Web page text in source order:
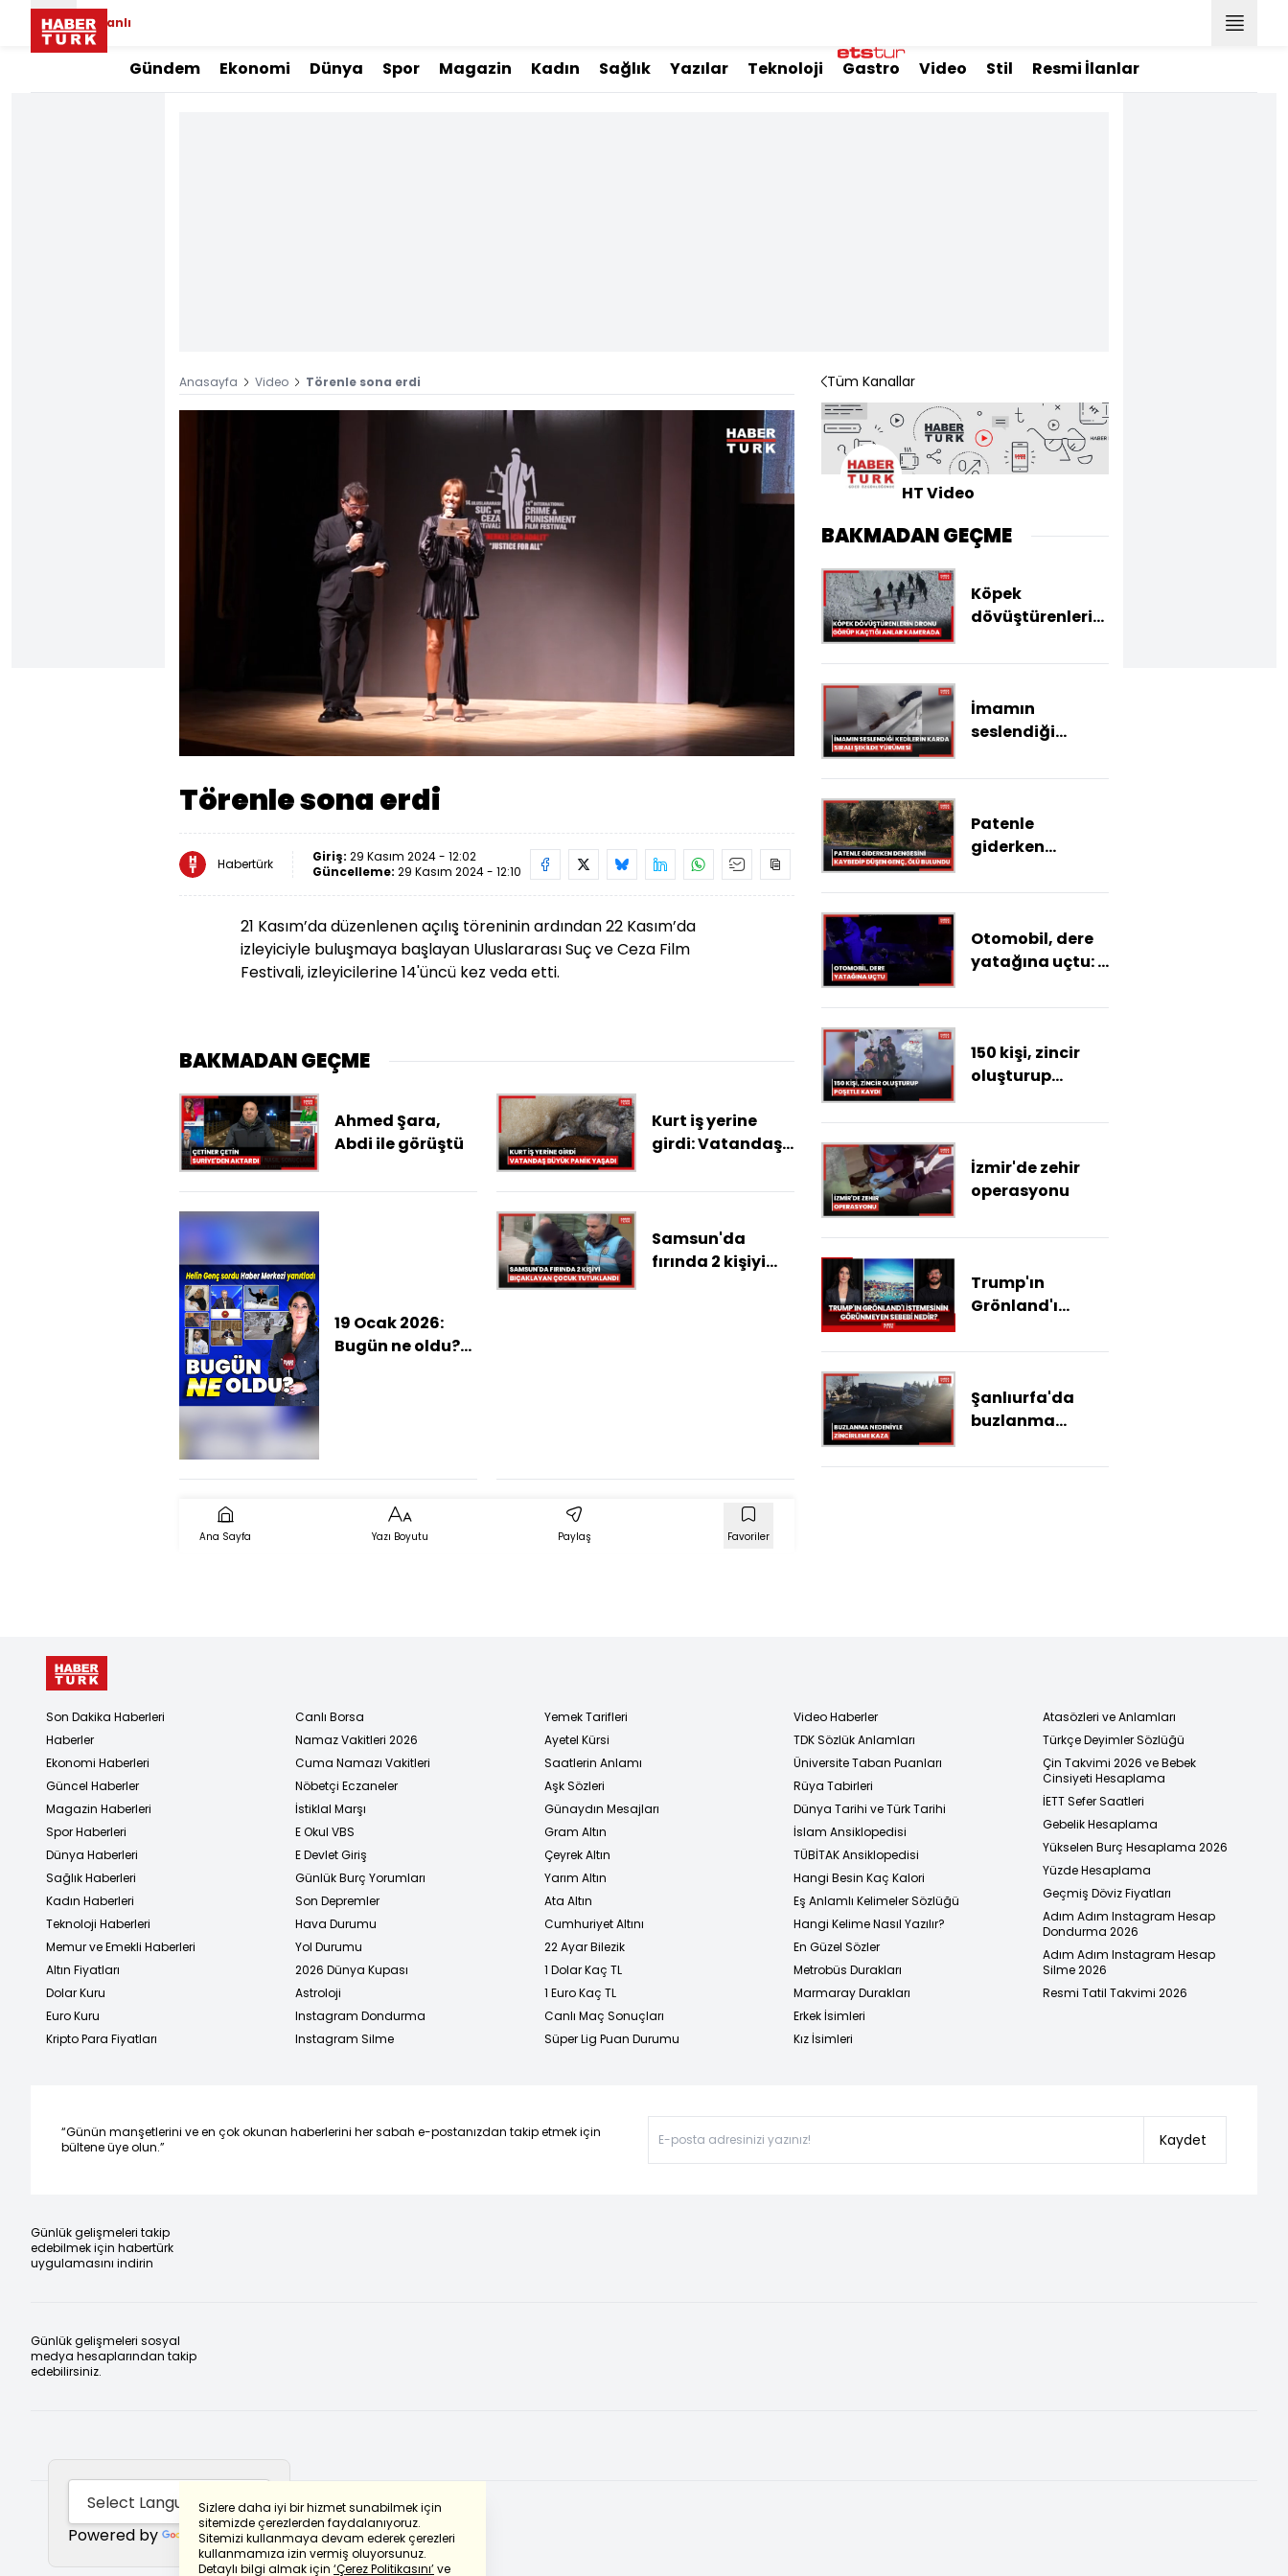
Canlı
Gündem Ekonomi Dünya Spor Magazin Kadın Sağlık Yazılar Teknoloji Gastro Video Stil Resmi İlanlar
Anasayfa Video Törenle sona erdi
Sesi
Aç
Yüklendi:
16.19%
Oynatma
Törenle sona erdi
Habertürk Giriş: 29 Kasım 2024 - 12:02
Güncelleme: 29 Kasım 2024 - 12:10
21 Kasım’da düzenlenen açılış töreninin ardından 22 Kasım’da
izleyiciyle buluşmaya başlayan Uluslararası Suç ve Ceza Film
Festivali, izleyicilerine 14'üncü kez veda etti.
BAKMADAN GEÇME
Ahmed Şara,
Abdi ile görüştü
Kurt iş yerine
girdi: Vatandaş
yaşadı
19 Ocak 2026:
Bugün ne oldu?
Samsun'da
fırında 2 kişiyi
Ana Sayfa Yazı Boyutu Paylaş Favoriler
Tüm Kanallar
HT Video
BAKMADAN GEÇME
Köpek
dövüştürenlerin
kaçtığı anlar
İmamın
seslendiği
sıralı şekilde
görüntülendi
Patenle
giderken
kaybedip düşen
bulundu
Otomobil, dere
yatağına uçtu: 1
150 kişi, zincir
oluşturup
İzmir'de zehir
operasyonu
Trump'ın
Grönland'ı
görünmeyen
Şanlıurfa'da
buzlanma
zincirleme kaza:
Sizlere daha iyi bir hizmet sunabilmek için
sitemizde çerezlerden faydalanıyoruz.
Sitemizi kullanmaya devam ederek çerezleri
kullanmamıza izin vermiş oluyorsunuz.
Detaylı bilgi almak için ‘Çerez Politikasını’ve
Son Dakika Haberleri
Haberler
Ekonomi Haberleri
Güncel Haberler
Magazin Haberleri
Spor Haberleri
Dünya Haberleri
Sağlık Haberleri
Kadın Haberleri
Teknoloji Haberleri
Memur ve Emekli Haberleri
Altın Fiyatları
Dolar Kuru
Euro Kuru
Kripto Para Fiyatları
Canlı Borsa
Namaz Vakitleri 2026
Cuma Namazı Vakitleri
Nöbetçi Eczaneler
İstiklal Marşı
E Okul VBS
E Devlet Giriş
Günlük Burç Yorumları
Son Depremler
Hava Durumu
Yol Durumu
2026 Dünya Kupası
Astroloji
Instagram Dondurma
Instagram Silme
Yemek Tarifleri
Ayetel Kürsi
Saatlerin Anlamı
Aşk Sözleri
Günaydın Mesajları
Gram Altın
Çeyrek Altın
Yarım Altın
Ata Altın
Cumhuriyet Altını
22 Ayar Bilezik
1 Dolar Kaç TL
1 Euro Kaç TL
Canlı Maç Sonuçları
Süper Lig Puan Durumu
Video Haberler
TDK Sözlük Anlamları
Üniversite Taban Puanları
Rüya Tabirleri
Dünya Tarihi ve Türk Tarihi
İslam Ansiklopedisi
TÜBİTAK Ansiklopedisi
Hangi Besin Kaç Kalori
Eş Anlamlı Kelimeler Sözlüğü
Hangi Kelime Nasıl Yazılır?
En Güzel Sözler
Metrobüs Durakları
Marmaray Durakları
Erkek İsimleri
Kız İsimleri
Atasözleri ve Anlamları
Türkçe Deyimler Sözlüğü
Çin Takvimi 2026 ve Bebek
Cinsiyeti Hesaplama
İETT Sefer Saatleri
Gebelik Hesaplama
Yükselen Burç Hesaplama 2026
Yüzde Hesaplama
Geçmiş Döviz Fiyatları
Adım Adım Instagram Hesap
Dondurma 2026
Adım Adım Instagram Hesap
Silme 2026
Resmi Tatil Takvimi 2026
“Günün manşetlerini ve en çok okunan haberlerini her sabah e-postanızdan takip etmek için
bültene üye olun.”
Kaydet
Günlük gelişmeleri takip
edebilmek için habertürk
uygulamasını indirin
Günlük gelişmeleri sosyal
medya hesaplarından takip
edebilirsiniz.
Powered by Translate